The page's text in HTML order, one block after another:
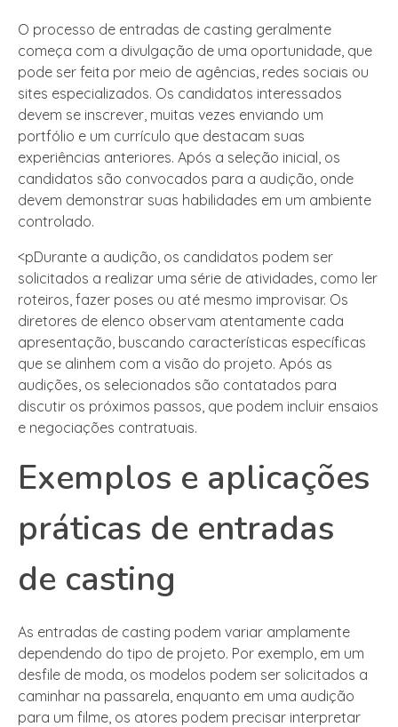
O processo de entradas de casting geralmente
começa com a divulgação de uma oportunidade, que
pode ser feita por meio de agências, redes sociais ou
sites especializados. Os candidatos interessados
devem se inscrever, muitas vezes enviando um
portfólio e um currículo que destacam suas
experiências anteriores. Após a seleção inicial, os
candidatos são convocados para a audição, onde
devem demonstrar suas habilidades em um ambiente
controlado.
<pDurante a audição, os candidatos podem ser
solicitados a realizar uma série de atividades, como ler
roteiros, fazer poses ou até mesmo improvisar. Os
diretores de elenco observam atentamente cada
apresentação, buscando características específicas
que se alinhem com a visão do projeto. Após as
audições, os selecionados são contatados para
discutir os próximos passos, que podem incluir ensaios
e negociações contratuais.
Exemplos e aplicações
práticas de entradas
de casting
As entradas de casting podem variar amplamente
dependendo do tipo de projeto. Por exemplo, em um
desfile de moda, os modelos podem ser solicitados a
caminhar na passarela, enquanto em uma audição
para um filme, os atores podem precisar interpretar